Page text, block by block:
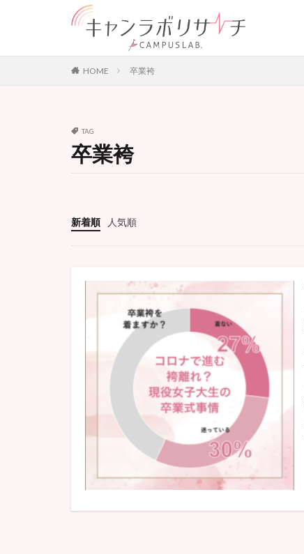
HOME 卒業袴
TAG
卒業袴
新着順 人気順
大学生活
カテゴリー